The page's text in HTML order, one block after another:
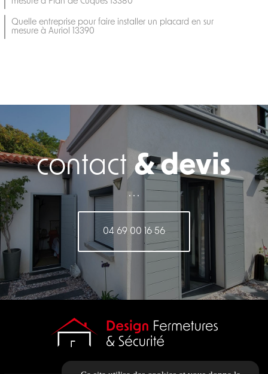
Quelle entreprise pour faire installer un placard en sur
mesure à Auriol 13390
contact& devis
. . .
04 69 00 16 56